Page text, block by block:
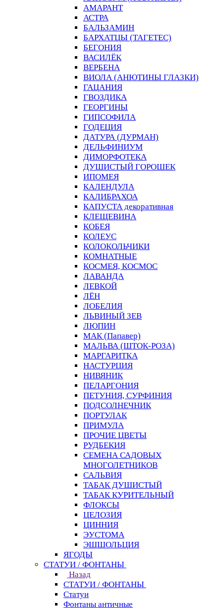
АМАРАНТ
АСТРА
БАЛЬЗАМИН
БАРХАТЦЫ (ТАГЕТЕС)
БЕГОНИЯ
ВАСИЛЁК
ВЕРБЕНА
ВИОЛА (АНЮТИНЫ ГЛАЗКИ)
ГАЦАНИЯ
ГВОЗДИКА
ГЕОРГИНЫ
ГИПСОФИЛА
ГОДЕЦИЯ
ДАТУРА (ДУРМАН)
ДЕЛЬФИНИУМ
ДИМОРФОТЕКА
ДУШИСТЫЙ ГОРОШЕК
ИПОМЕЯ
КАЛЕНДУЛА
КАЛИБРАХОА
КАПУСТА декоративная
КЛЕЩЕВИНА
КОБЕЯ
КОЛЕУС
КОЛОКОЛЬЧИКИ
КОМНАТНЫЕ
КОСМЕЯ, КОСМОС
ЛАВАНДА
ЛЕВКОЙ
ЛЁН
ЛОБЕЛИЯ
ЛЬВИНЫЙ ЗЕВ
ЛЮПИН
МАК (Папавер)
МАЛЬВА (ШТОК-РОЗА)
МАРГАРИТКА
НАСТУРЦИЯ
НИВЯНИК
ПЕЛАРГОНИЯ
ПЕТУНИЯ, СУРФИНИЯ
ПОДСОЛНЕЧНИК
ПОРТУЛАК
ПРИМУЛА
ПРОЧИЕ ЦВЕТЫ
РУДБЕКИЯ
СЕМЕНА САДОВЫХ
МНОГОЛЕТНИКОВ
САЛЬВИЯ
ТАБАК ДУШИСТЫЙ
ТАБАК КУРИТЕЛЬНЫЙ
ФЛОКСЫ
ЦЕЛОЗИЯ
ЦИННИЯ
ЭУСТОМА
ЭШШОЛЬЦИЯ
ЯГОДЫ
СТАТУИ / ФОНТАНЫ
Назад
СТАТУИ / ФОНТАНЫ
Статуи
Фонтаны античные